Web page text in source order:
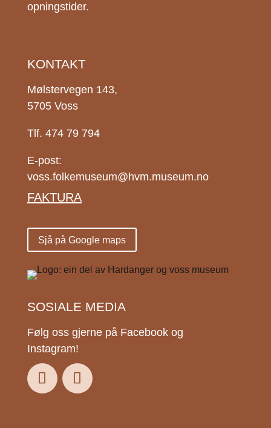
opningstider.
KONTAKT
Mølstervegen 143,
5705 Voss
Tlf. 474 79 794
E-post:
voss.folkemuseum@hvm.museum.no
FAKTURA
Sjå på Google maps
SOSIALE MEDIA
Følg oss gjerne på Facebook og
Instagram!